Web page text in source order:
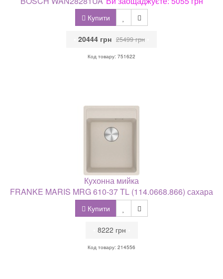
Купити
20444 грн 25499 грн
Код товару: 751622
Кухонна мийка
FRANKE MARIS MRG 610-37 TL (114.0668.866) сахара
Купити
8222 грн
Код товару: 214556